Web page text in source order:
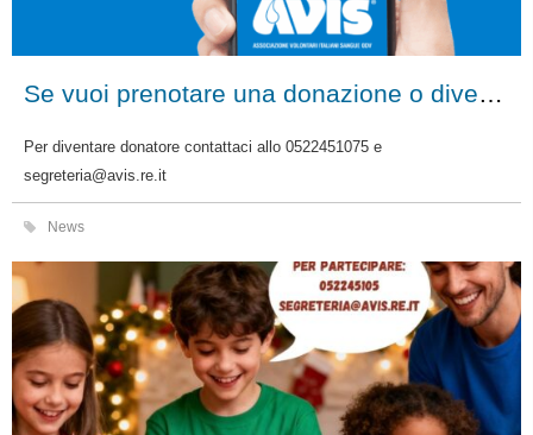
Se vuoi prenotare una donazione o diventare donatore Avis, contattaci direttamente!
Per diventare donatore contattaci allo 0522451075 e
segreteria@avis.re.it
News